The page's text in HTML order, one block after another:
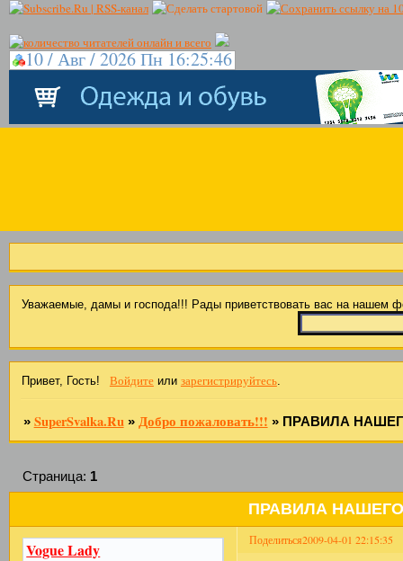
10 / Авг / 2026 Пн 16:25:47
Уважаемые, дамы и господа!!! Рады приветствовать вас на
Привет, Гость! Войдитеили зарегистрируйтесь.
» SuperSvalka.Ru » Добро пожаловать!!! » ПРАВИЛА
ПРАВИЛА НАШЕГО
Страница: 1
Поделиться2009-04-01 22:15:35
Vogue Lady